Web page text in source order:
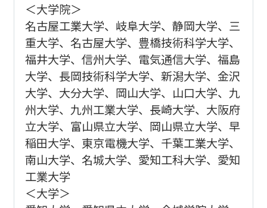
＜大学院＞
名古屋工業大学、岐阜大学、静岡大学、三
重大学、名古屋大学、豊橋技術科学大学、
福井大学、信州大学、電気通信大学、福島
大学、長岡技術科学大学、新潟大学、金沢
大学、大分大学、岡山大学、山口大学、九
州大学、九州工業大学、長崎大学、大阪府
立大学、富山県立大学、岡山県立大学、早
稲田大学、東京電機大学、千葉工業大学、
南山大学、名城大学、愛知工科大学、愛知
工業大学
＜大学＞